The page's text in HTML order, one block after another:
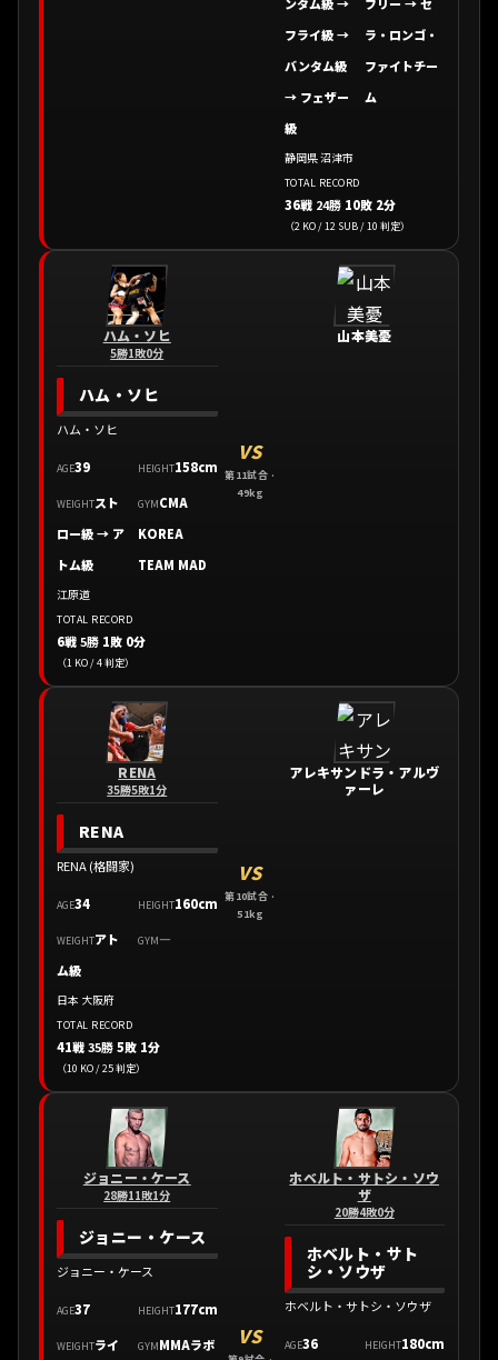
フライ級 →
バンタム級
→ フェザー
級
ラ・ロンゴ・
ファイトチー
ム
静岡県 沼津市
TOTAL RECORD
36戦 24勝10敗 2分
（2 KO / 12 SUB / 10 判定）
ハム・ソヒ
5勝1敗0分
ハム・ソヒ
ハム・ソヒ
AGE39 HEIGHT158cm
WEIGHTスト
ロー級 → ア
トム級
GYMCMA
KOREA
TEAM MAD
江原道
TOTAL RECORD
6戦5勝 1敗 0分
（1 KO / 4 判定）
VS
第11試合 ·
49kg
山本美憂
RENA
35勝5敗1分
RENA
RENA (格闘家)
AGE34 HEIGHT160cm
WEIGHTアト
ム級
GYM—
日本 大阪府
TOTAL RECORD
41戦35勝5敗 1分
（10 KO / 25 判定）
VS
第10試合 ·
51kg
アレキサンドラ・アルヴ
ァーレ
ジョニー・ケース
28勝11敗1分
ジョニー・ケース
ジョニー・ケース
AGE37 HEIGHT177cm
WEIGHTライ GYMMMAラボ VS
ホベルト・サトシ・ソウ
ザ
20勝4敗0分
ホベルト・サト
シ・ソウザ
ホベルト・サトシ・ソウザ
AGE36 HEIGHT180cm